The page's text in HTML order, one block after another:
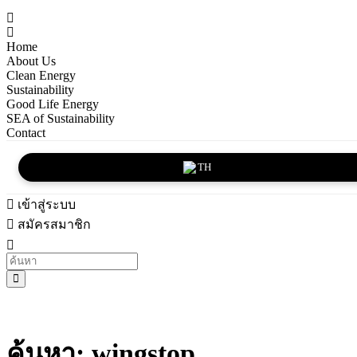
Home
About Us
Clean Energy
Sustainability
Good Life Energy
SEA of Sustainability
Contact
TH
เข้าสู่ระบบ
สมัครสมาชิก